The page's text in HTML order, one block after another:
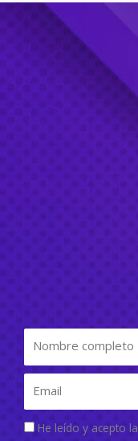
He leído y acepto la